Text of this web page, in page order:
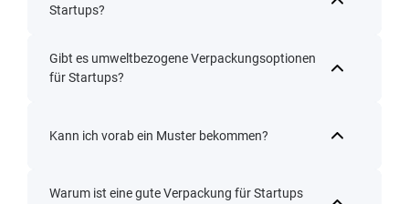
Startups?
Gibt es umweltbezogene Verpackungsoptionen
für Startups?
Kann ich vorab ein Muster bekommen?
Warum ist eine gute Verpackung für Startups